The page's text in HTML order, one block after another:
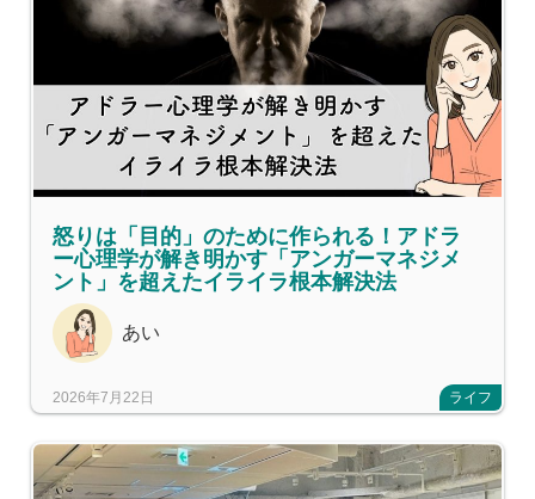
怒りは「目的」のために作られる！アドラ
ー心理学が解き明かす「アンガーマネジメ
ント」を超えたイライラ根本解決法
あい
2026年7月22日 ライフ